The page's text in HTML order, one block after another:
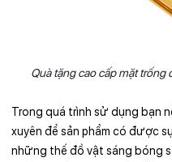
Quà tặng cao cấp mặt trống
Trong quá trình sử dụng bạn
xuyên để sản phẩm có được
những thế đồ vật sáng bóng